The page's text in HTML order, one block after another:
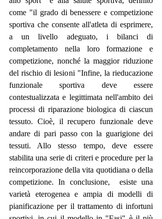
come "il grado di benessere e competizione
sportiva che consente all'atleta di esprimere,
a un livello adeguato, i bilanci di
completamento nella loro formazione e
competizione, nonché la maggior riduzione
del rischio di lesioni "Infine, la rieducazione
funzionale sportiva deve essere
contestualizzata e legittimata nell'ambito dei
processi di riparazione biologica di ciascun
tessuto. Cioè, il recupero funzionale deve
andare di pari passo con la guarigione dei
tessuti. Allo stesso tempo, deve essere
stabilita una serie di criteri e procedure per la
reincorporazione della vita quotidiana o della
competizione. In conclusione,  esiste una
varietà eterogenea e ampia di modelli di
pianificazione per il trattamento di infortuni